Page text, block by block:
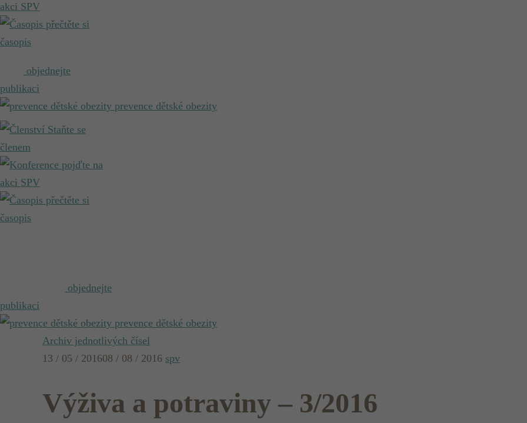
akci SPV
přečtěte si
časopis
objednejte
publikaci
prevence dětské obezity
Staňte se
členem
pojďte na
akci SPV
přečtěte si
časopis
objednejte
publikaci
prevence dětské obezity
Archiv jednotlivých čísel
13 / 05 / 201608 / 08 / 2016 spv
Výživa a potraviny – 3/2016